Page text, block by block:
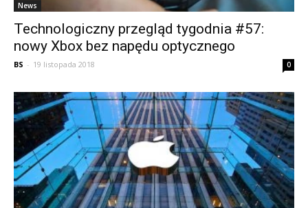
News
Technologiczny przegląd tygodnia #57:
nowy Xbox bez napędu optycznego
BS - 19 listopada 2018 0